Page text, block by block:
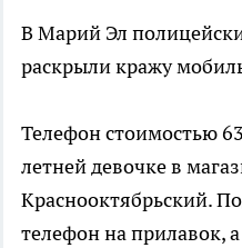
В Марий Эл
раскрыли кражу
Телефон стоимостью
летней девочке в
Краснооктябрьский.
телефон на прилавок,